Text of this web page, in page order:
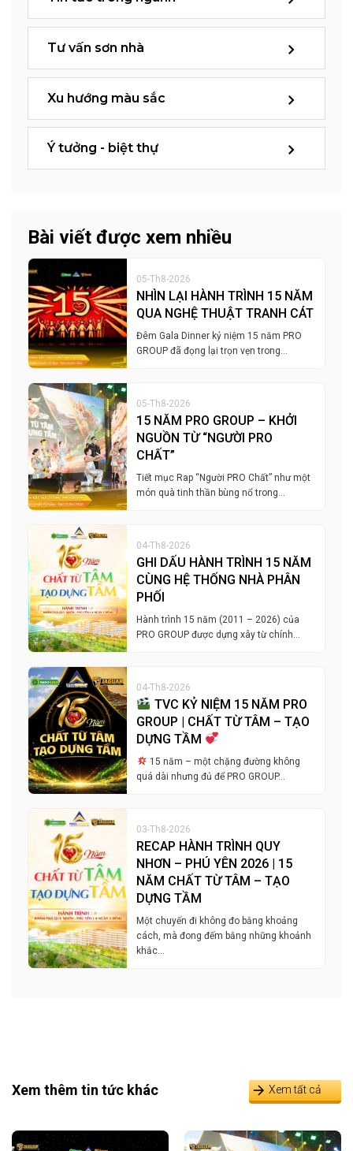
Tư vấn sơn nhà
Xu hướng màu sắc
Ý tưởng - biệt thự
Bài viết được xem nhiều
05-Th8-2026
NHÌN LẠI HÀNH TRÌNH 15 NĂM
QUA NGHỆ THUẬT TRANH CÁT
Đêm Gala Dinner kỷ niệm 15 năm PRO
GROUP đã đọng lại trọn vẹn trong…
05-Th8-2026
15 NĂM PRO GROUP – KHỞI
NGUỒN TỪ “NGƯỜI PRO
CHẤT”
Tiết mục Rap “Người PRO Chất” như một
món quà tinh thần bùng nổ trong…
04-Th8-2026
GHI DẤU HÀNH TRÌNH 15 NĂM
CÙNG HỆ THỐNG NHÀ PHÂN
PHỐI
Hành trình 15 năm (2011 – 2026) của
PRO GROUP được dựng xây từ chính…
04-Th8-2026
TVC KỶ NIỆM 15 NĂM PRO
GROUP | CHẤT TỪ TÂM – TẠO
DỰNG TẦM
15 năm – một chặng đường không
quá dài nhưng đủ để PRO GROUP…
03-Th8-2026
RECAP HÀNH TRÌNH QUY
NHƠN – PHÚ YÊN 2026 | 15
NĂM CHẤT TỪ TÂM – TẠO
DỰNG TẦM
Một chuyến đi không đo bằng khoảng
cách, mà đong đếm bằng những khoảnh
khắc…
Xem thêm tin tức khác Xem tất cả